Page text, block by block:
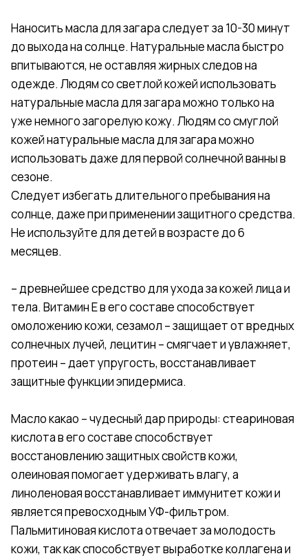
Наносить масла для загара следует за 10-30 минут
до выхода на солнце. Натуральные масла быстро
впитываются, не оставляя жирных следов на
одежде. Людям со светлой кожей использовать
натуральные масла для загара можно только на
уже немного загорелую кожу. Людям со смуглой
кожей натуральные масла для загара можно
использовать даже для первой солнечной ванны в
сезоне.
Следует избегать длительного пребывания на
солнце, даже при применении защитного средства.
Не используйте для детей в возрасте до 6
– древнейшее средство для ухода за кожей лица и
тела. Витамин Е в его составе способствует
омоложению кожи, сезамол – защищает от вредных
солнечных лучей, лецитин – смягчает и увлажняет,
протеин – дает упругость, восстанавливает
защитные функции эпидермиса.
Масло какао – чудесный дар природы: стеариновая
кислота в его составе способствует
восстановлению защитных свойств кожи,
олеиновая помогает удерживать влагу, а
линоленовая восстанавливает иммунитет кожи и
является превосходным УФ-фильтром.
Пальмитиновая кислота отвечает за молодость
кожи, так как способствует выработке коллагена и